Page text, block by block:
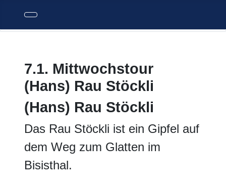
7.1. Mittwochstour
(Hans) Rau Stöckli
(Hans) Rau Stöckli
Das Rau Stöckli ist ein Gipfel auf
dem Weg zum Glatten im
Bisisthal.